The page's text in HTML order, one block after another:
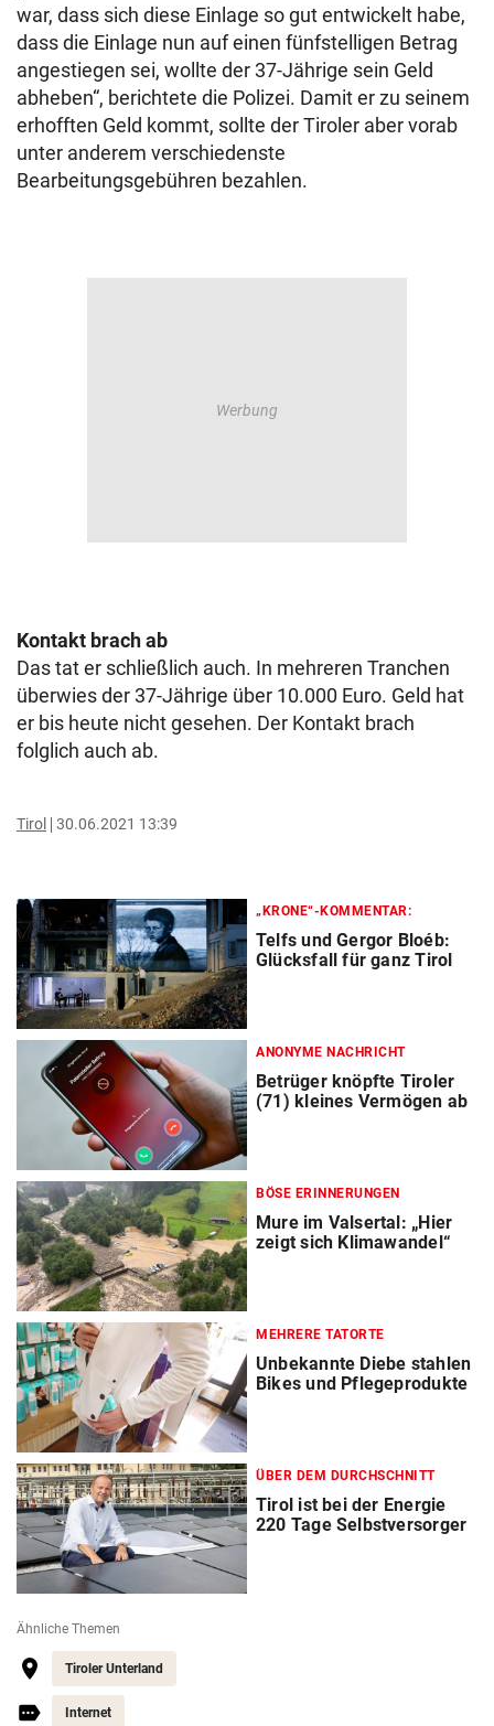
war, dass sich diese Einlage so gut entwickelt habe,
dass die Einlage nun auf einen fünfstelligen Betrag
angestiegen sei, wollte der 37-Jährige sein Geld
abheben“, berichtete die Polizei. Damit er zu seinem
erhofften Geld kommt, sollte der Tiroler aber vorab
unter anderem verschiedenste
Bearbeitungsgebühren bezahlen.
Kontakt brach ab
Das tat er schließlich auch. In mehreren Tranchen
überwies der 37-Jährige über 10.000 Euro. Geld hat
er bis heute nicht gesehen. Der Kontakt brach
folglich auch ab.
Tirol 30.06.2021 13:39
„KRONE“-KOMMENTAR:
Telfs und Gergor Bloéb:
Glücksfall für ganz Tirol
ANONYME NACHRICHT
Betrüger knöpfte Tiroler
(71) kleines Vermögen ab
BÖSE ERINNERUNGEN
Mure im Valsertal: „Hier
zeigt sich Klimawandel“
MEHRERE TATORTE
Unbekannte Diebe stahlen
Bikes und Pflegeprodukte
ÜBER DEM DURCHSCHNITT
Tirol ist bei der Energie
220 Tage Selbstversorger
Ähnliche Themen
Tiroler Unterland
Internet